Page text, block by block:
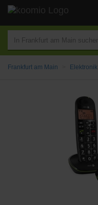
Frankfurt am Main Elektronik